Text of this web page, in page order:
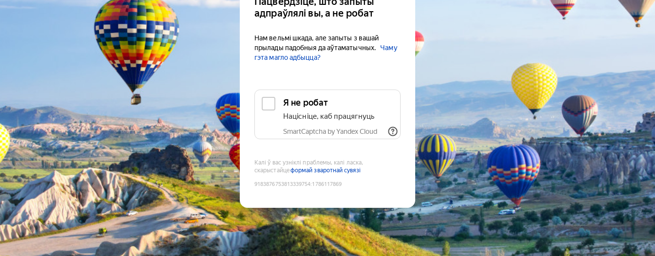
адпраўлялі вы, а не робат
Нам вельмі шкада, але запыты з вашай
прылады падобныя да аўтаматычных.
Чаму
гэта магло адбыцца?
Я не робат
Націсніце, каб працягнуць
SmartCaptcha by Yandex Cloud
Калі ў вас узніклі праблемы, калі ласка,
скарыстайцеформай зваротнай сувязі
9183876753813339754:1786117869